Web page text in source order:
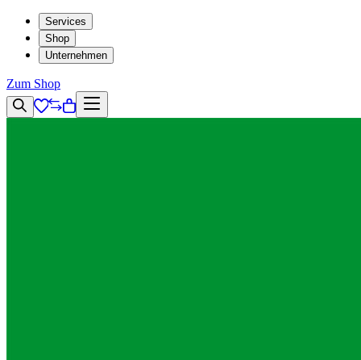
Services
Shop
Unternehmen
Zum Shop